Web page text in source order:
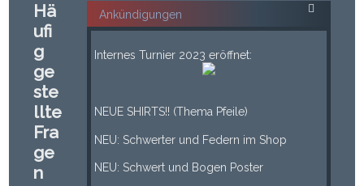
Hä
ufi
g
ge
ste
llte
Fra
ge
n
Ankündigungen
Internes Turnier 2023 eröffnet:
NEUE SHIRTS!! (Thema Pfeile)
NEU: Schwerter und Federn im Shop
NEU: Schwert und Bogen Poster